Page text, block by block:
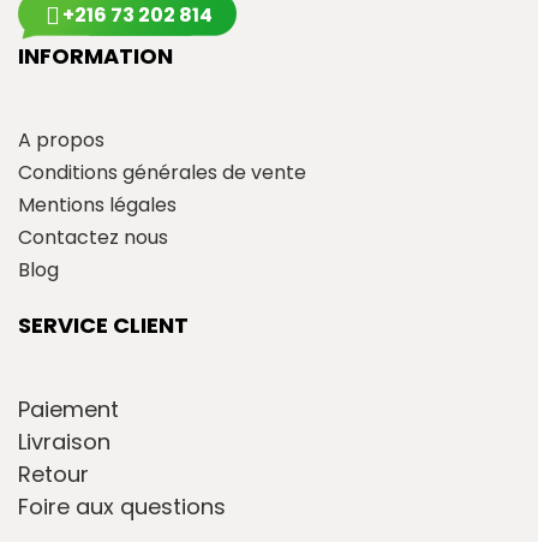
+216 73 202 814
INFORMATION
A propos
Conditions générales de vente
Mentions légales
Contactez nous
Blog
SERVICE CLIENT
Paiement
Livraison
Retour
Foire aux questions